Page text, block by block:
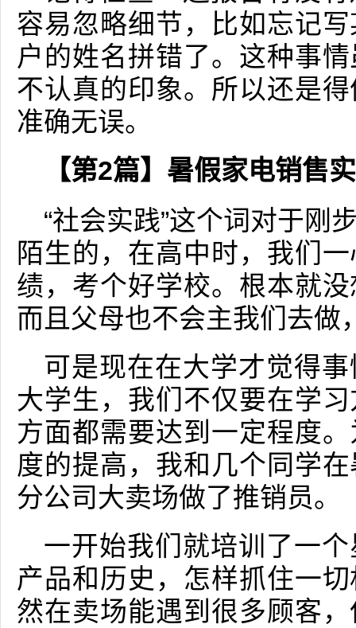
容易忽略细节，比如忘记
户的姓名拼错了。这种事
不认真的印象。所以还是
准确无误。
【第2篇】暑假家电销售
“社会实践”这个词对于刚
陌生的，在高中时，我们
绩，考个好学校。根本就
而且父母也不会主我们去做
可是现在在大学才觉得
大学生，我们不仅要在学
方面都需要达到一定程度
度的提高，我和几个同学
分公司大卖场做了推销员。
一开始我们就培训了一
产品和历史，怎样抓住一
然在卖场能遇到很多顾客